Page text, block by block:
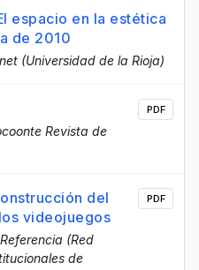
espacio en la estética
de 2010
(Universidad de la Rioja)
Revista de
PDF
del
videojuegos
(Red
de
PDF